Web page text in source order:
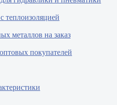
теплоизоляцией
металлов на заказ
покупателей